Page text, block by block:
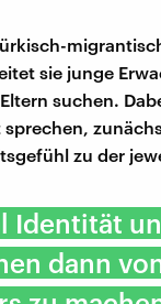
sie junge
suchen.
zu der
Identität
dann